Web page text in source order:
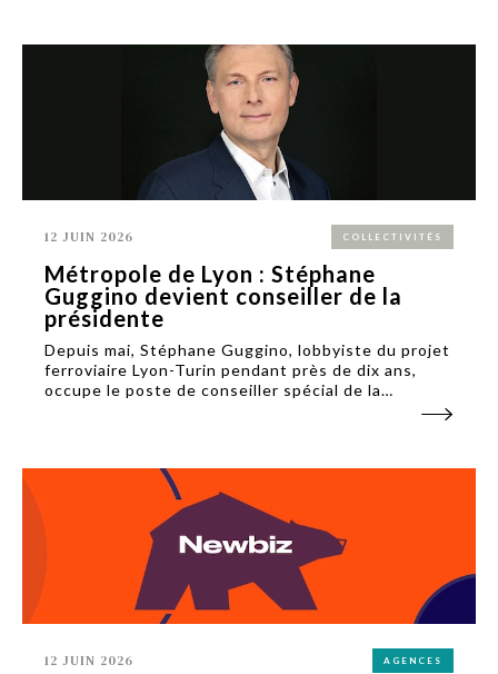
12 JUIN 2026 COLLECTIVITÉS
Métropole de Lyon : Stéphane
Guggino devient conseiller de la
présidente
Depuis mai, Stéphane Guggino, lobbyiste du projet
ferroviaire Lyon-Turin pendant près de dix ans,
occupe le poste de conseiller spécial de la
12 JUIN 2026 AGENCES